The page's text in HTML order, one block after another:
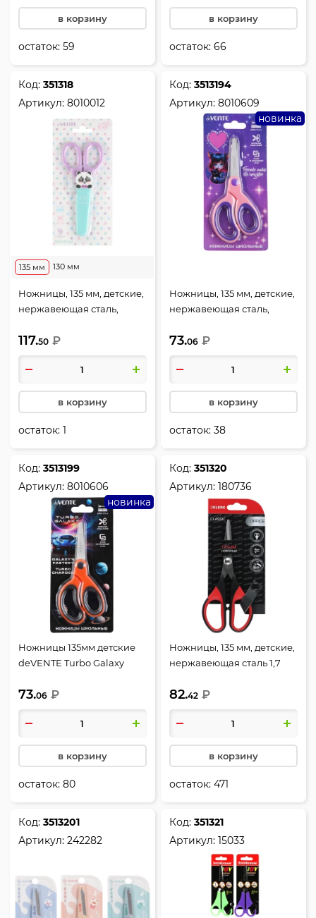
в корзину
остаток:59
в корзину
остаток:66
Код:351318
Артикул:8010012
130 мм
135 мм
Ножницы, 135 мм, детские,
нержавеющая сталь,
пластиковый футляр,
европодвес, 100% Cute,
Panda, deVENTE, 8010012
117.50 ₽
в корзину
остаток:1
Код:3513194
Артикул:8010609
новинка
Ножницы, 135 мм, детские,
нержавеющая сталь,
европодвес, Friends
Forever, deVENTE, 8010609
73.06 ₽
в корзину
остаток:38
Код:3513199
Артикул:8010606
новинка
Ножницы 135мм детские
deVENTE Turbo Galaxy
73.06 ₽
в корзину
остаток:80
Код:351320
Артикул:180736
Ножницы, 135 мм, детские,
нержавеющая сталь 1,7
резиновые вставки,
ассорти 3 вида,
европодвес, Classic,
82.42 ₽
в корзину
остаток:471
Код:3513201
Артикул:242282
Код:351321
Артикул:15033